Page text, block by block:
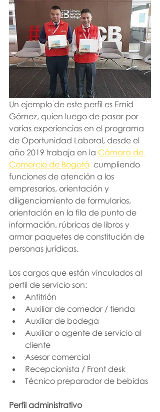
Un ejemplo de este perfil es Emid
Gómez, quien luego de pasar por
varias experiencias en el programa
de Oportunidad Laboral, desde el
año 2019 trabaja en la Cámara de
Comercio de Bogotá
  cumpliendo
funciones de atención a los
empresarios, orientación y
diligenciamiento de formularios,
orientación en la fila de punto de
información, rúbricas de libros y
armar paquetes de constitución de
personas jurídicas.
Los cargos que están vinculados al
perfil de servicio son:
Anfitrión
Auxiliar de comedor / tienda
Auxiliar de bodega
Auxiliar o agente de servicio al
cliente
Asesor comercial
Recepcionista / Front desk
Técnico preparador de bebidas
Perfil administrativo